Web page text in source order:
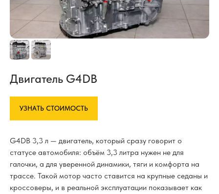
Двигатель G4DB
УЗНАТЬ СТОИМОСТЬ
G4DB 3,3 л — двигатель, который сразу говорит о
статусе автомобиля: объём 3,3 литра нужен не для
галочки, а для уверенной динамики, тяги и комфорта на
трассе. Такой мотор часто ставится на крупные седаны и
кроссоверы, и в реальной эксплуатации показывает как